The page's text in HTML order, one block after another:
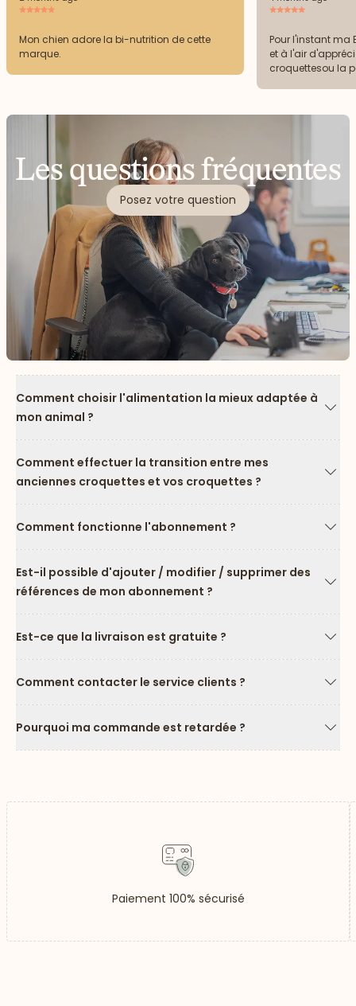
Mon chien adore la bi-nutrition de cette
marque.
Pour l'instant ma
et à l'air
croquettesou la
Les questions fréquentes
Posez votre question
Comment choisir l'alimentation la mieux adaptée à
mon animal ?
Comment effectuer la transition entre mes
anciennes croquettes et vos croquettes ?
Comment fonctionne l'abonnement ?
Est-il possible d'ajouter / modifier / supprimer des
références de mon abonnement ?
Est-ce que la livraison est gratuite ?
Comment contacter le service clients ?
Pourquoi ma commande est retardée ?
Paiement 100% sécurisé